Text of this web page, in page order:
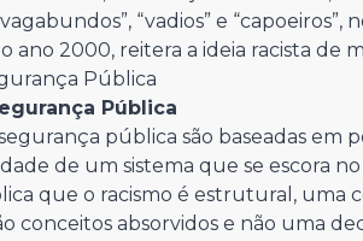
“vadios” e
ano 2000, reitera a ideia racista de
Pública
Pública
pública são baseadas em
de um sistema que se escora
que o racismo é estrutural, uma
conceitos absorvidos e não uma